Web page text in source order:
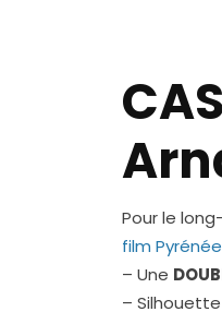
Pour le
film
– Une
–